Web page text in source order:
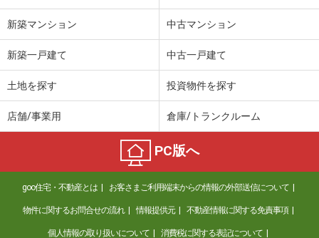
新築マンション 中古マンション
新築一戸建て 中古一戸建て
土地を探す 投資物件を探す
店舗/事業用 倉庫/トランクルーム
PC版へ
goo住宅・不動産とは お客さまご利用端末からの情報の外部送信について
物件に関するお問合せの流れ 情報提供元 不動産情報に関する免責事項
個人情報の取り扱いについて 消費税に関する表記について